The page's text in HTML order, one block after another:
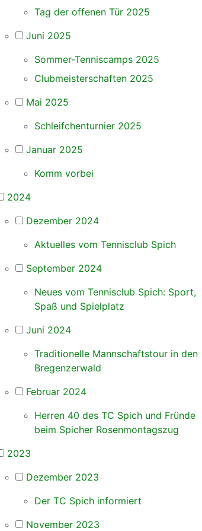
Tag der offenen Tür 2025
Juni 2025
Sommer-Tenniscamps 2025
Clubmeisterschaften 2025
Mai 2025
Schleifchenturnier 2025
Januar 2025
Komm vorbei
2024
Dezember 2024
Aktuelles vom Tennisclub Spich
September 2024
Neues vom Tennisclub Spich: Sport,
Spaß und Spielplatz
Juni 2024
Traditionelle Mannschaftstour in den
Bregenzerwald
Februar 2024
Herren 40 des TC Spich und Fründe
beim Spicher Rosenmontagszug
2023
Dezember 2023
Der TC Spich informiert
November 2023